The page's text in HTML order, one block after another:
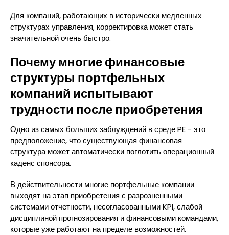
Для компаний, работающих в исторически медленных
структурах управления, корректировка может стать
значительной очень быстро.
Почему многие финансовые
структуры портфельных
компаний испытывают
трудности после приобретения
Одно из самых больших заблуждений в среде PE - это
предположение, что существующая финансовая
структура может автоматически поглотить операционный
каденс спонсора.
В действительности многие портфельные компании
выходят на этап приобретения с разрозненными
системами отчетности, несогласованными KPI, слабой
дисциплиной прогнозирования и финансовыми командами,
которые уже работают на пределе возможностей.